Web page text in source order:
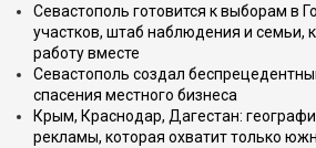
Севастополь готовится к выборам в
участков, штаб наблюдения и семьи,
работу вместе
Севастополь создал
спасения местного бизнеса
Крым, Краснодар, Дагестан:
рекламы, которая охватит только